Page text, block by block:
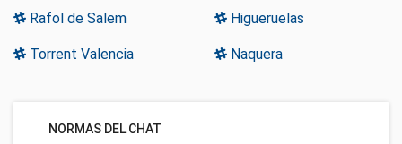
Rafol de Salem Higueruelas
Torrent Valencia Naquera
NORMAS DEL CHAT